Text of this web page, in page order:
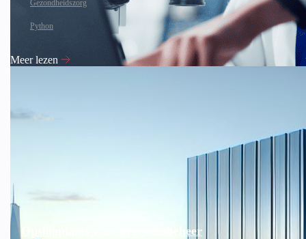
Gezondheidszorg
Python
Meer lezen
Opslagplaats voor gegevensbeheer